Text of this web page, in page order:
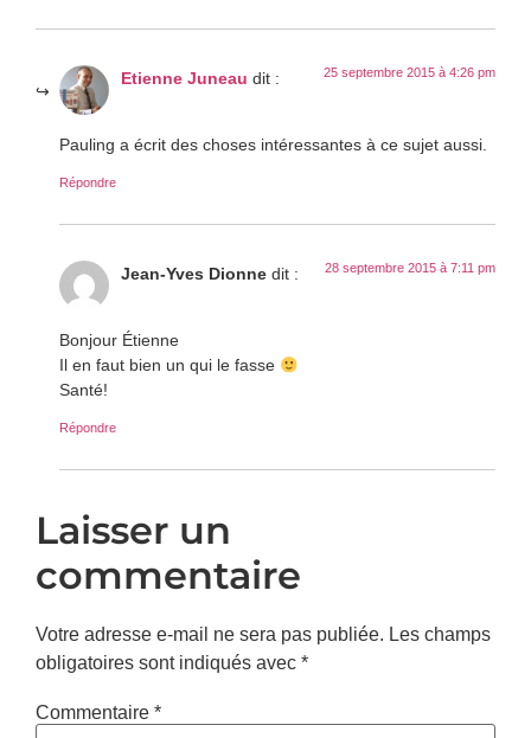
Etienne Juneau dit : 25 septembre 2015 à 4:26 pm
Pauling a écrit des choses intéressantes à ce sujet aussi.
Répondre
Jean-Yves Dionne dit : 28 septembre 2015 à 7:11 pm
Bonjour Étienne
Il en faut bien un qui le fasse
Santé!
Répondre
Laisser un
commentaire
Votre adresse e-mail ne sera pas publiée. Les champs
obligatoires sont indiqués avec*
Commentaire*